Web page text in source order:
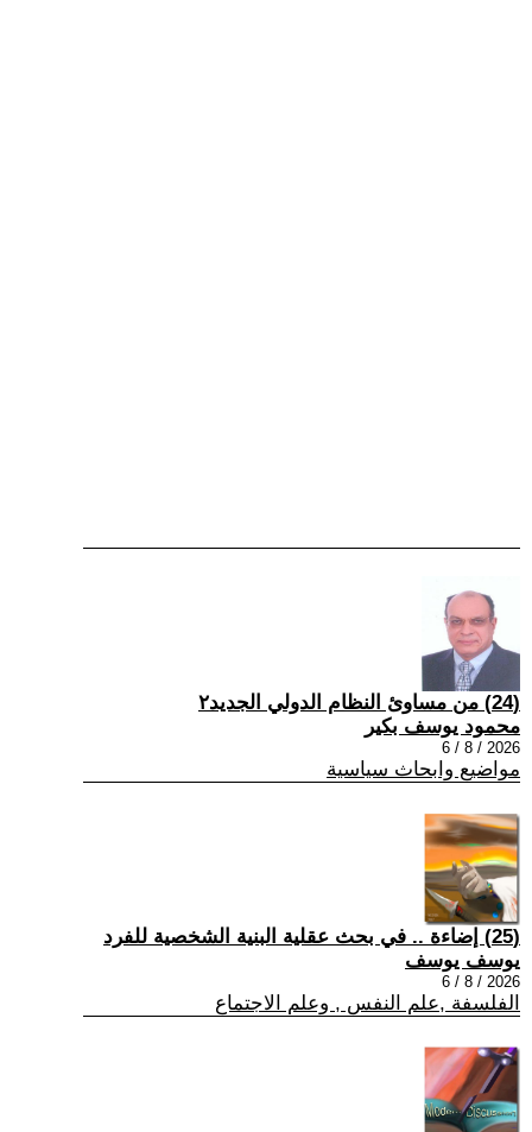
(24) من مساوئ النظام الدولي الجديد٢
محمود يوسف بكير
2026 / 8 / 6
مواضيع وابحاث سياسية
(25) إضاءة .. في بحث عقلية البنية الشخصية للفرد
يوسف يوسف
2026 / 8 / 6
الفلسفة ,علم النفس , وعلم الاجتماع